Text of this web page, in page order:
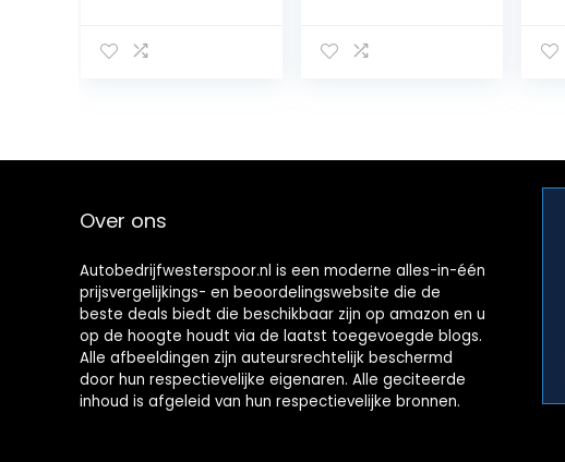
serie 7-serie X5
geluidswaarsch
bestelwagen +
Over ons
Autobedrijfwesterspoor.nl is een moderne alles-in-één
prijsvergelijkings- en beoordelingswebsite die de
beste deals biedt die beschikbaar zijn op amazon en u
op de hoogte houdt via de laatst toegevoegde blogs.
Alle afbeeldingen zijn auteursrechtelijk beschermd
door hun respectievelijke eigenaren. Alle geciteerde
inhoud is afgeleid van hun respectievelijke bronnen.